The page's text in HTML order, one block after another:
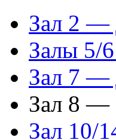
Зал 2 —
Залы 5/
Зал 7 —
Зал 8 —
Зал 10/